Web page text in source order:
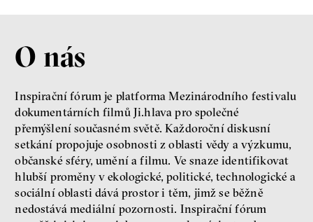
O nás
Inspirační fórum je platforma Mezinárodního festivalu
dokumentárních filmů Ji.hlava pro společné
přemýšlení současném světě. Každoroční diskusní
setkání propojuje osobnosti z oblasti vědy a výzkumu,
občanské sféry, umění a filmu. Ve snaze identifikovat
hlubší proměny v ekologické, politické, technologické a
sociální oblasti dává prostor i těm, jimž se běžně
nedostává mediální pozornosti. Inspirační fórum